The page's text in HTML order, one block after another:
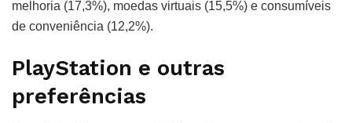
melhoria (17,3%), moedas virtuais (15,5%) e consumíveis
de conveniência (12,2%).
PlayStation e outras
preferências